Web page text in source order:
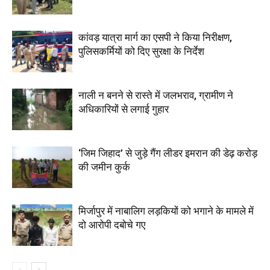
कांवड़ यात्रा मार्ग का एसपी ने किया निरीक्षण,
पुलिसकर्मियों को दिए सुरक्षा के निर्देश
नाली न बनने से रास्ते में जलभराव, ग्रामीण ने
अधिकारियों से लगाई गुहार
‘जिम जिहाद’ से जुड़े गैंग लीडर इमरान की डेढ़ करोड़
की जमीन कुर्क
मिर्जापुर में नाबालिग लड़कियों को भगाने के मामले में
दो आरोपी दबोचे गए